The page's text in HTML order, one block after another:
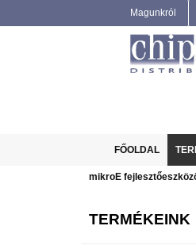
Magunkról
FŐOLDAL
mikroE
TERMÉKEINK